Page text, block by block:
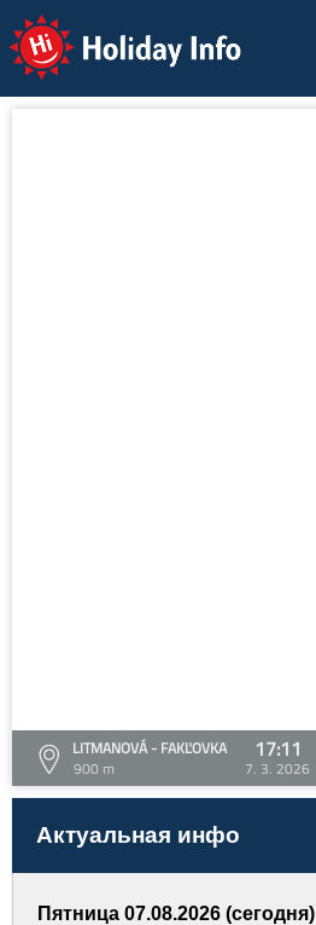
Holiday Info
LITMANOVÁ - FAKĽOVKA
900 m
17:11
7. 3. 2026
Актуальная инфо
Пятница 07.08.2026 (сегодня)